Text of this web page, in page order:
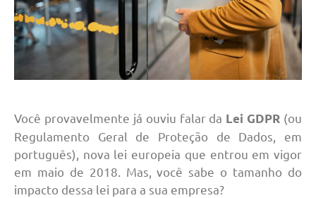
Você provavelmente já ouviu falar da Lei GDPR (ou
Regulamento Geral de Proteção de Dados, em
português), nova lei europeia que entrou em vigor
em maio de 2018. Mas, você sabe o tamanho do
impacto dessa lei para a sua empresa?